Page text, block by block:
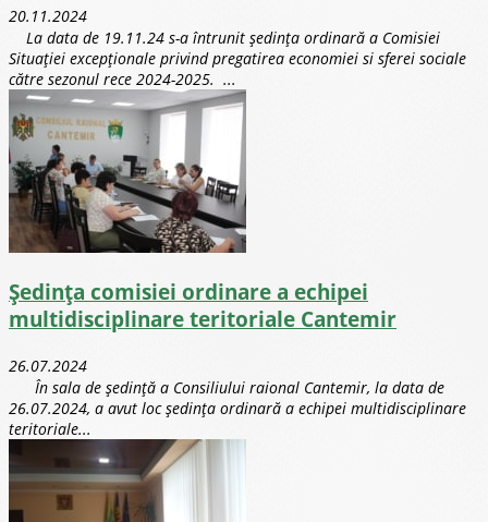
20.11.2024
La data de 19.11.24 s-a întrunit ședința ordinară a Comisiei
Situației excepționale privind pregatirea economiei si sferei sociale
către sezonul rece 2024-2025. ...
Ședința comisiei ordinare a echipei
multidisciplinare teritoriale Cantemir
26.07.2024
În sala de ședință a Consiliului raional Cantemir, la data de
26.07.2024, a avut loc ședința ordinară a echipei multidisciplinare
teritoriale...